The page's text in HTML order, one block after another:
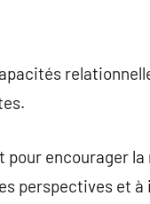
encourager
perspectives et